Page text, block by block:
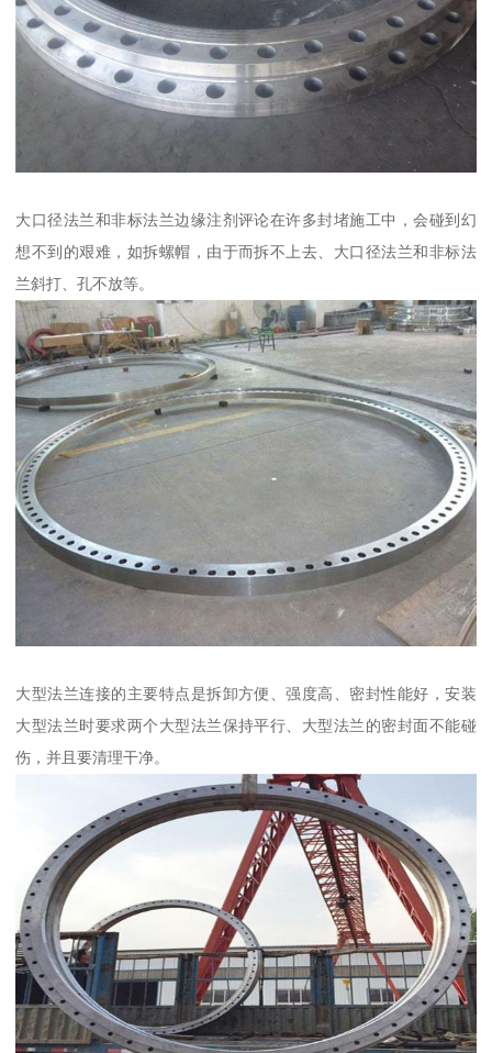
大口径法兰和非标法兰边缘注剂评论在许多封堵施工中，会碰到幻
想不到的艰难，如拆螺帽，由于而拆不上去、大口径法兰和非标法
兰斜打、孔不放等。
大型法兰连接的主要特点是拆卸方便、强度高、密封性能好，安装
大型法兰时要求两个大型法兰保持平行、大型法兰的密封面不能碰
伤，并且要清理干净。